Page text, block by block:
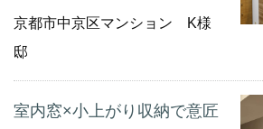
京都市中京区マンション K様
邸
室内窓×小上がり収納で意匠